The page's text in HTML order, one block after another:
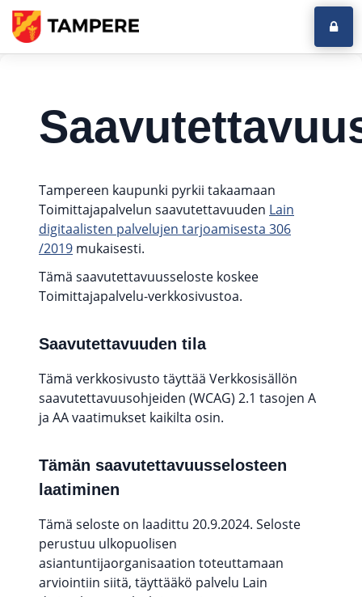
Tampereen kaupunki pyrkii takaamaan
Toimittajapalvelun saavutettavuuden Lain
digitaalisten palvelujen tarjoamisesta 306
/2019 mukaisesti.
Tämä saavutettavuusseloste koskee
Toimittajapalvelu-verkkosivustoa.
Saavutettavuuden tila
Tämä verkkosivusto täyttää Verkkosisällön
saavutettavuusohjeiden (WCAG) 2.1 tasojen A
ja AA vaatimukset kaikilta osin.
Tämän saavutettavuusselosteen
laatiminen
Tämä seloste on laadittu 20.9.2024. Seloste
perustuu ulkopuolisen
asiantuntijaorganisaation toteuttamaan
arviointiin siitä, täyttääkö palvelu Lain